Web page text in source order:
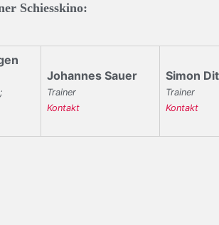
Schiesskino:
Johannes Sauer
Trainer
Kontakt
Simon
Trainer
Kontakt